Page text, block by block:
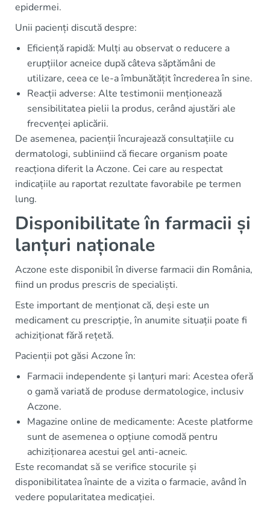
epidermei.
Unii pacienți discută despre:
Eficiență rapidă: Mulți au observat o reducere a
erupțiilor acneice după câteva săptămâni de
utilizare, ceea ce le-a îmbunătățit încrederea în sine.
Reacții adverse: Alte testimonii menționează
sensibilitatea pielii la produs, cerând ajustări ale
frecvenței aplicării.
De asemenea, pacienții încurajează consultațiile cu
dermatologi, subliniind că fiecare organism poate
reacționa diferit la Aczone. Cei care au respectat
indicațiile au raportat rezultate favorabile pe termen
lung.
Disponibilitate în farmacii și
lanțuri naționale
Aczone este disponibil în diverse farmacii din România,
fiind un produs prescris de specialiști.
Este important de menționat că, deși este un
medicament cu prescripție, în anumite situații poate fi
achiziționat fără rețetă.
Pacienții pot găsi Aczone în:
Farmacii independente și lanțuri mari: Acestea oferă
o gamă variată de produse dermatologice, inclusiv
Aczone.
Magazine online de medicamente: Aceste platforme
sunt de asemenea o opțiune comodă pentru
achiziționarea acestui gel anti-acneic.
Este recomandat să se verifice stocurile și
disponibilitatea înainte de a vizita o farmacie, având în
vedere popularitatea medicației.